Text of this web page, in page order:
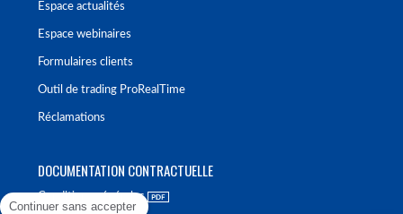
Espace actualités
Espace webinaires
Formulaires clients
Outil de trading ProRealTime
Réclamations
DOCUMENTATION CONTRACTUELLE
Conditions générales
Continuer sans accepter